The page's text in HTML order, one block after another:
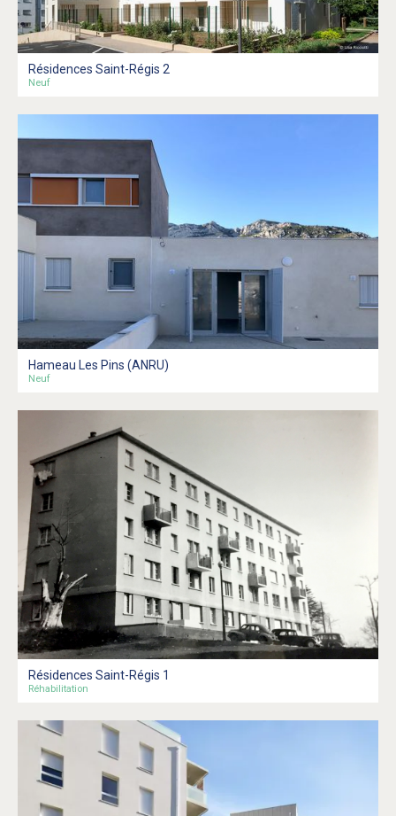
Résidences Saint-Régis 2
Neuf
Hameau Les Pins (ANRU)
Neuf
Résidences Saint-Régis 1
Réhabilitation